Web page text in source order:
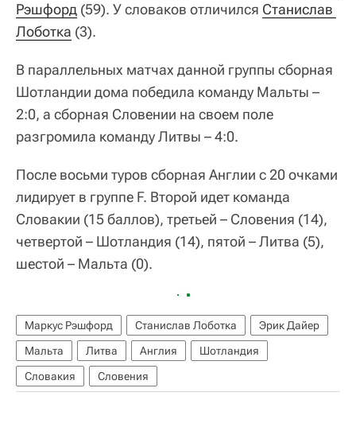
Рэшфорд (59). У словаков отличился Станислав
Лоботка (3).
В параллельных матчах данной группы сборная
Шотландии дома победила команду Мальты –
2:0, а сборная Словении на своем поле
разгромила команду Литвы – 4:0.
После восьми туров сборная Англии с 20 очками
лидирует в группе F. Второй идет команда
Словакии (15 баллов), третьей – Словения (14),
четвертой – Шотландия (14), пятой – Литва (5),
шестой – Мальта (0).
Маркус Рэшфорд Станислав Лоботка
Эрик Дайер
Мальта
Литва Англия
Шотландия
Словакия
Словения